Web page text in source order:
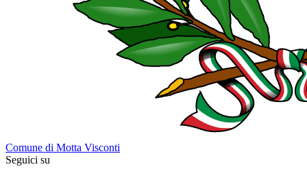
Comune di Motta Visconti
Seguici su